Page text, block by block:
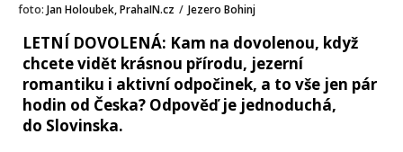
foto: Jan Holoubek, PrahaIN.cz / Jezero Bohinj
LETNÍ DOVOLENÁ: Kam na dovolenou, když
chcete vidět krásnou přírodu, jezerní
romantiku i aktivní odpočinek, a to vše jen pár
hodin od Česka? Odpověď je jednoduchá,
do Slovinska.